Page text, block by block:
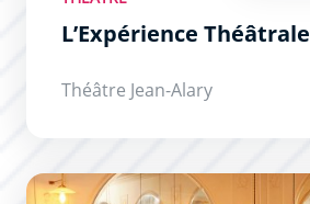
L’Expérience Théâtrale
Théâtre Jean-Alary
Secret(s) Médical